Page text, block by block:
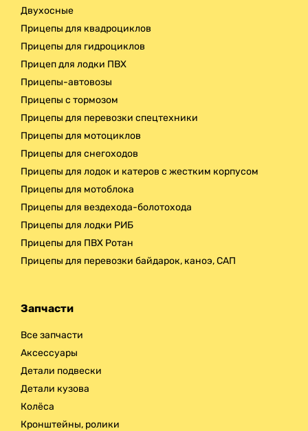
Двухосные
Прицепы для квадроциклов
Прицепы для гидроциклов
Прицеп для лодки ПВХ
Прицепы-автовозы
Прицепы с тормозом
Прицепы для перевозки спецтехники
Прицепы для мотоциклов
Прицепы для снегоходов
Прицепы для лодок и катеров с жестким корпусом
Прицепы для мотоблока
Прицепы для вездехода-болотохода
Прицепы для лодки РИБ
Прицепы для ПВХ Ротан
Прицепы для перевозки байдарок, каноэ, САП
Запчасти
Все запчасти
Аксессуары
Детали подвески
Детали кузова
Колёса
Кронштейны, ролики